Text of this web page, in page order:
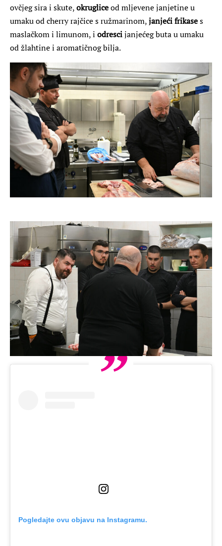
ovčjeg sira i skute,okrugliceod mljevene janjetine u
umaku od cherry rajčice s ružmarinom,janjeći frikases
maslačkom i limunom, i odrescijanjećeg buta u umaku
od žlahtine i aromatičnog bilja.
Pogledajte ovu objavu na Instagramu.